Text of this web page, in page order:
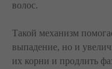
волос.
Такой механизм
выпадение, но и
их корни и продлить